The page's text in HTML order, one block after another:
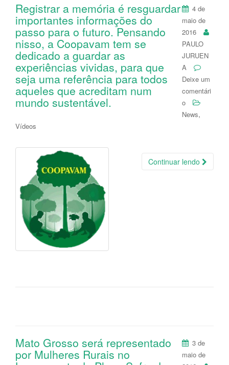
Registrar a memória é resguardar
importantes informações do
passo para o futuro. Pensando
nisso, a Coopavam tem se
dedicado a guardar as
experiências vividas, para que
seja uma referência para todos
aqueles que acreditam num
mundo sustentável.
4 de
maio de
2016
PAULO
JURUEN
A
Deixe um
comentári
o
News,
Vídeos
Continuar lendo
Mato Grosso será representado
por Mulheres Rurais no
3 de
maio de